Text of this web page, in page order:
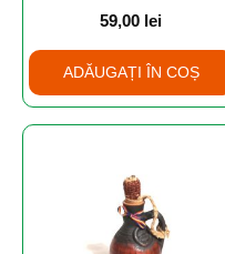
59,00 lei
ADĂUGAȚI ÎN COȘ